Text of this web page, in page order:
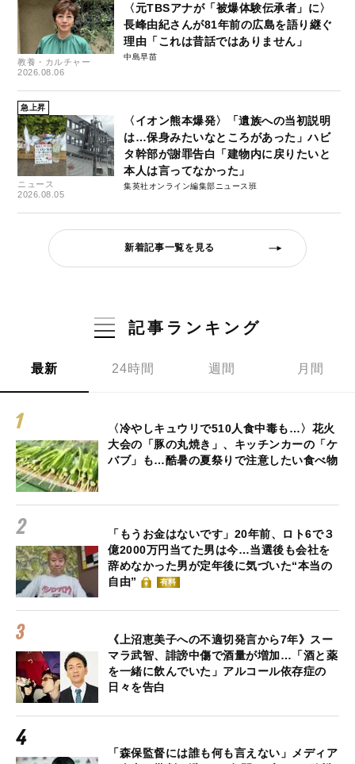
教養・カルチャー
2026.08.06
〈元TBSアナが「被爆体験伝承者」に〉
長峰由紀さんが81年前の広島を語り継ぐ
理由「これは昔話ではありません」
中島早苗
急上昇
ニュース
2026.08.05
〈イオン熊本爆発〉「遺族への当初説明
は…保身みたいなところがあった」ハビ
タ幹部が謝罪告白「建物内に戻りたいと
本人は言ってなかった」
集英社オンライン編集部ニュース班
新着記事一覧を見る
記事ランキング
最新 24時間 週間 月間
〈冷やしキュウリで510人食中毒も…〉花火
大会の「豚の丸焼き」、キッチンカーの「ケ
バブ」も…酷暑の夏祭りで注意したい食べ物
「もうお金はないです」20年前、ロト6で３
億2000万円当てた男は今…当選後も会社を
辞めなかった男が定年後に気づいた“本当の
自由”
有料
《上沼恵美子への不適切発言から7年》スー
マラ武智、誹謗中傷で酒量が増加…「酒と薬
を一緒に飲んでいた」アルコール依存症の
日々を告白
「森保監督には誰も何も言えない」メディア